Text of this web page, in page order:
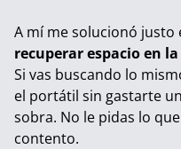
A mí me solucionó
recuperar espacio en
Si vas buscando lo
el portátil sin gastarte
sobra. No le pidas lo
contento.